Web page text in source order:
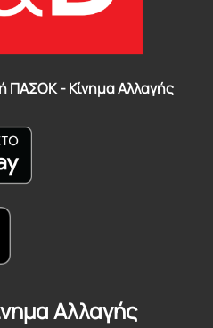
ΠΑΣΟΚ - Κίνημα Αλλαγής
Αλλαγής